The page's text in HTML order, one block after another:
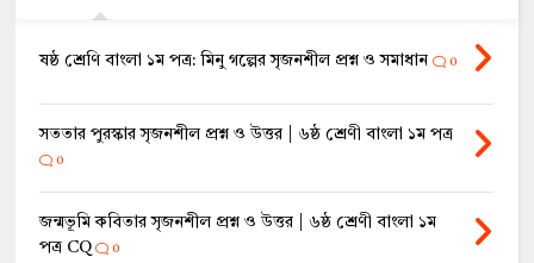
ষষ্ঠ শ্রেণি বাংলা ১ম পত্র: মিনু গল্পের সৃজনশীল প্রশ্ন ও সমাধান 0
সততার পুরস্কার সৃজনশীল প্রশ্ন ও উত্তর | ৬ষ্ঠ শ্রেণী বাংলা ১ম পত্র
0
জন্মভূমি কবিতার সৃজনশীল প্রশ্ন ও উত্তর | ৬ষ্ঠ শ্রেণী বাংলা ১ম
পত্র CQ
0